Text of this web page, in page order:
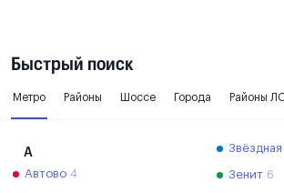
Быстрый поиск
Метро Районы Шоссе Города Районы
А
Автово 4
Звёздная
Зенит 6